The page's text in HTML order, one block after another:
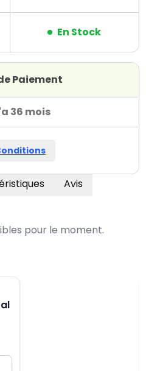
En Stock
Paiement
36 mois
Avis
pour le moment.